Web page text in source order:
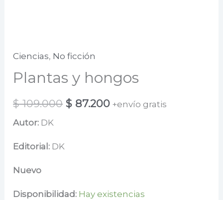
Ciencias, No ficción
Plantas y hongos
$109.000 El
$ 87.200El
+envío gratis
Autor: DK
Editorial: DK
Nuevo
Disponibilidad: Hay existencias